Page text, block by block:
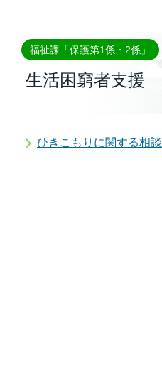
福祉課「保護第1係・2係」
生活困窮者支援
ひきこもりに関する相